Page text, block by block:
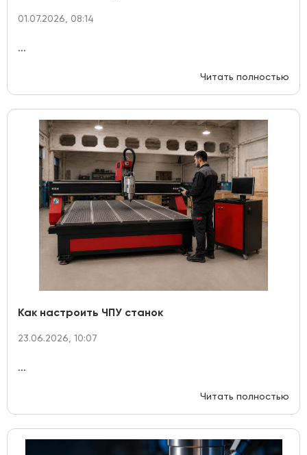
01.07.2026, 08:14
...
Читать полностью
Как настроить ЧПУ станок
23.06.2026, 10:07
...
Читать полностью